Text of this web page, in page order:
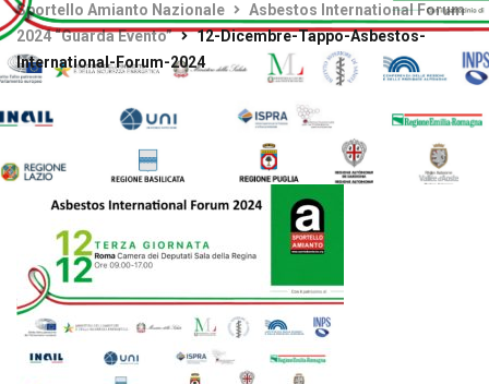
Sportello Amianto Nazionale
Asbestos International Forum
2024 “Guarda Evento”
12-Dicembre-Tappo-Asbestos-
International-Forum-2024